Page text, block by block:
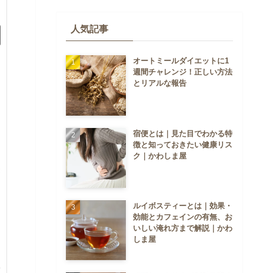
人気記事
オートミールダイエットに1
週間チャレンジ！正しい方法
とリアルな報告
宿便とは｜見た目でわかる特
徴と知っておきたい健康リス
ク｜かわしま屋
ルイボスティーとは｜効果・
効能とカフェインの有無、お
いしい淹れ方まで解説｜かわ
しま屋